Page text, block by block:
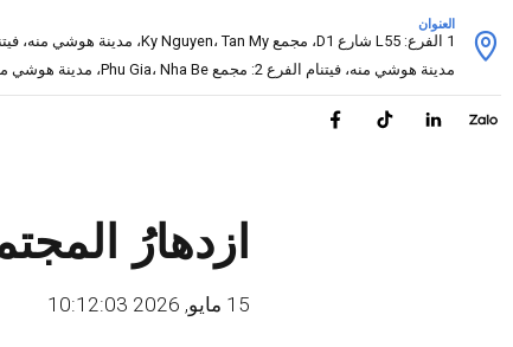
العنوان
1 الفرع: L55 شارع D1، مجمع Ky Nguyen، Tan My، مدينة هوشي منه، فيتنام
مدينة هوشي منه، فيتنام الفرع 2: مجمع Phu Gia، Nha Be، مدينة هوشي منه، فيتنام
ازدهارُ
15 مايو, 2026 10:12:03